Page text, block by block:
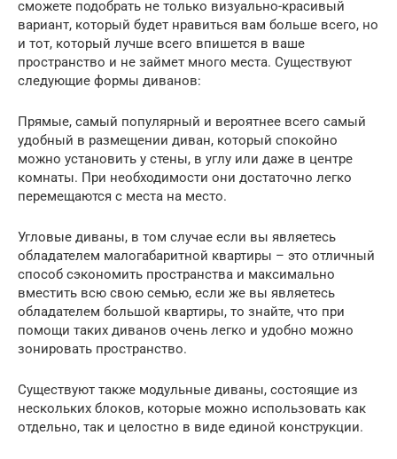
сможете подобрать не только визуально-красивый
вариант, который будет нравиться вам больше всего, но
и тот, который лучше всего впишется в ваше
пространство и не займет много места. Существуют
следующие формы диванов:
Прямые, самый популярный и вероятнее всего самый
удобный в размещении диван, который спокойно
можно установить у стены, в углу или даже в центре
комнаты. При необходимости они достаточно легко
перемещаются с места на место.
Угловые диваны, в том случае если вы являетесь
обладателем малогабаритной квартиры – это отличный
способ сэкономить пространства и максимально
вместить всю свою семью, если же вы являетесь
обладателем большой квартиры, то знайте, что при
помощи таких диванов очень легко и удобно можно
зонировать пространство.
Существуют также модульные диваны, состоящие из
нескольких блоков, которые можно использовать как
отдельно, так и целостно в виде единой конструкции.